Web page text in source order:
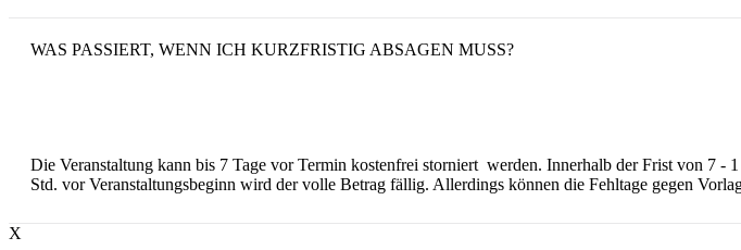
WAS PASSIERT, WENN ICH KURZFRISTIG ABSAGEN MUSS?
Die Veranstaltung kann bis 7 Tage vor Termin kostenfrei storniert werden. Innerhalb der Frist von 7
Std. vor Veranstaltungsbeginn wird der volle Betrag fällig. Allerdings können die Fehltage gegen
X